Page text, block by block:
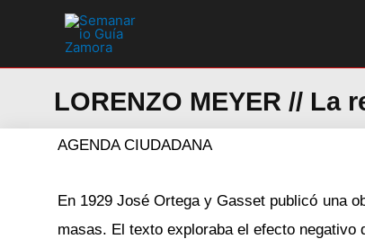
LORENZO MEYER // La
AGENDA CIUDADANA
En 1929 José Ortega y Gasset publicó una
masas. El texto exploraba el efecto